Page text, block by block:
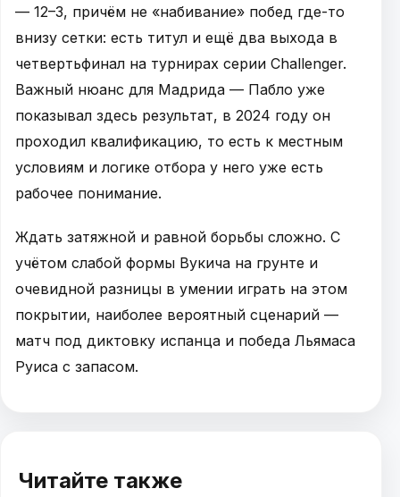
— 12–3, причём не «набивание» побед где-то
внизу сетки: есть титул и ещё два выхода в
четвертьфинал на турнирах серии Challenger.
Важный нюанс для Мадрида — Пабло уже
показывал здесь результат, в 2024 году он
проходил квалификацию, то есть к местным
условиям и логике отбора у него уже есть
рабочее понимание.
Ждать затяжной и равной борьбы сложно. С
учётом слабой формы Вукича на грунте и
очевидной разницы в умении играть на этом
покрытии, наиболее вероятный сценарий —
матч под диктовку испанца и победа Льямаса
Руиса с запасом.
Читайте также